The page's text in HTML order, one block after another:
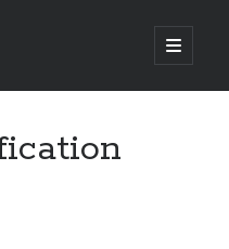
open
primary